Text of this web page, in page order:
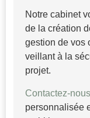
Notre cabinet
de la création
gestion de vos
veillant à la
projet.
Contactez-
personnalisée